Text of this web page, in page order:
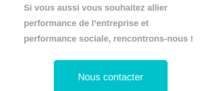
Si vous aussi vous souhaitez allier
performance de l’entreprise et
performance sociale, rencontrons-nous !
Nous contacter